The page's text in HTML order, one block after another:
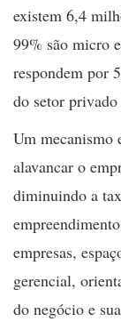
existem 6,4
99% são micro
respondem por
do setor
Um mecanismo
alavancar o
diminuindo a
empresas,
gerencial,
do negócio e